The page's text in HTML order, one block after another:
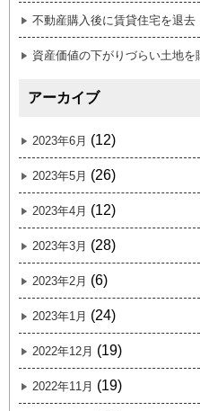
不動産購入後に賃貸住宅を退
資産価値の下がりづらい土地
アーカイブ
2023年6月 (12)
2023年5月 (26)
2023年4月 (12)
2023年3月 (28)
2023年2月 (6)
2023年1月 (24)
2022年12月 (19)
2022年11月 (19)